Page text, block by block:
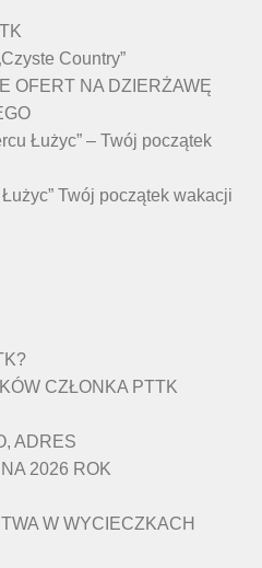
Country”
OFERT NA DZIERŻAWĘ
Łużyc” – Twój początek
Twój początek wakacji
CZŁONKA PTTK
ADRES
2026 ROK
W WYCIECZKACH